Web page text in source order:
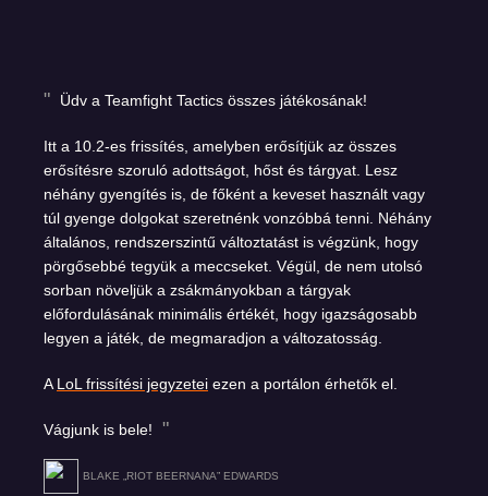
Üdv a Teamfight Tactics összes játékosának!
Itt a 10.2-es frissítés, amelyben erősítjük az összes
erősítésre szoruló adottságot, hőst és tárgyat. Lesz
néhány gyengítés is, de főként a keveset használt vagy
túl gyenge dolgokat szeretnénk vonzóbbá tenni. Néhány
általános, rendszerszintű változtatást is végzünk, hogy
pörgősebbé tegyük a meccseket. Végül, de nem utolsó
sorban növeljük a zsákmányokban a tárgyak
előfordulásának minimális értékét, hogy igazságosabb
legyen a játék, de megmaradjon a változatosság.
A LoL frissítési jegyzetei ezen a portálon érhetők el.
Vágjunk is bele!
BLAKE „RIOT BEERNANA” EDWARDS